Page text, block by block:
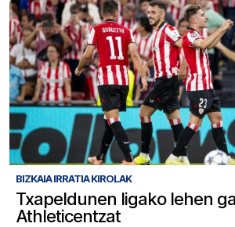
BIZKAIA IRRATIA KIROLAK
Txapeldunen ligako lehen
Athleticentzat